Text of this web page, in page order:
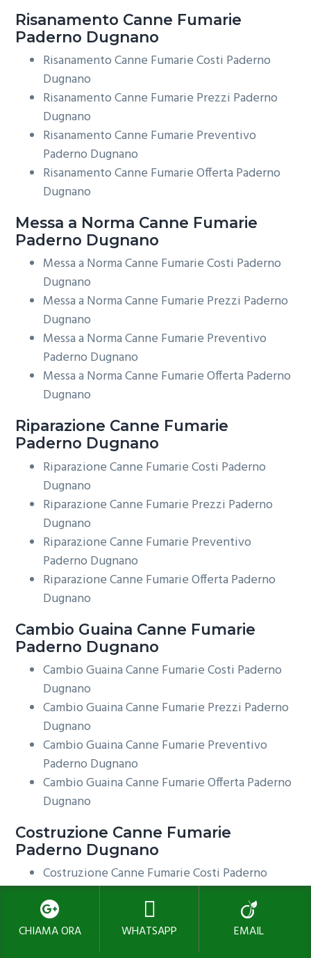
Risanamento Canne Fumarie
Paderno Dugnano
Risanamento Canne Fumarie Costi Paderno
Dugnano
Risanamento Canne Fumarie Prezzi Paderno
Dugnano
Risanamento Canne Fumarie Preventivo
Paderno Dugnano
Risanamento Canne Fumarie Offerta Paderno
Dugnano
Messa a Norma Canne Fumarie
Paderno Dugnano
Messa a Norma Canne Fumarie Costi Paderno
Dugnano
Messa a Norma Canne Fumarie Prezzi Paderno
Dugnano
Messa a Norma Canne Fumarie Preventivo
Paderno Dugnano
Messa a Norma Canne Fumarie Offerta Paderno
Dugnano
Riparazione Canne Fumarie
Paderno Dugnano
Riparazione Canne Fumarie Costi Paderno
Dugnano
Riparazione Canne Fumarie Prezzi Paderno
Dugnano
Riparazione Canne Fumarie Preventivo
Paderno Dugnano
Riparazione Canne Fumarie Offerta Paderno
Dugnano
Cambio Guaina Canne Fumarie
Paderno Dugnano
Cambio Guaina Canne Fumarie Costi Paderno
Dugnano
Cambio Guaina Canne Fumarie Prezzi Paderno
Dugnano
Cambio Guaina Canne Fumarie Preventivo
Paderno Dugnano
Cambio Guaina Canne Fumarie Offerta Paderno
Dugnano
Costruzione Canne Fumarie
Paderno Dugnano
Costruzione Canne Fumarie Costi Paderno
Dugnano
Costruzione Canne Fumarie Prezzi Paderno
Dugnano
Costruzione Canne Fumarie Preventivo
CHIAMA ORA WHATSAPP EMAIL